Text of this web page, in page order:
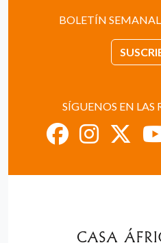
BOLETÍN
SÍGUENOS EN LAS